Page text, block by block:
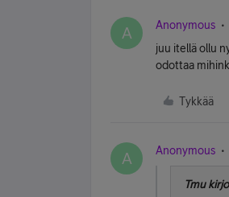
A Anonymous
juu itellä ollu
odottaa
Tykkää
A Anonymous
Tmu